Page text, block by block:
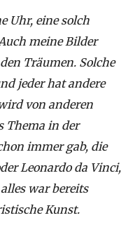
Uhr, eine solch
meine Bilder
Träumen. Solche
jeder hat andere
von anderen
Thema in der
immer gab, die
Leonardo da Vinci,
war bereits
Kunst.